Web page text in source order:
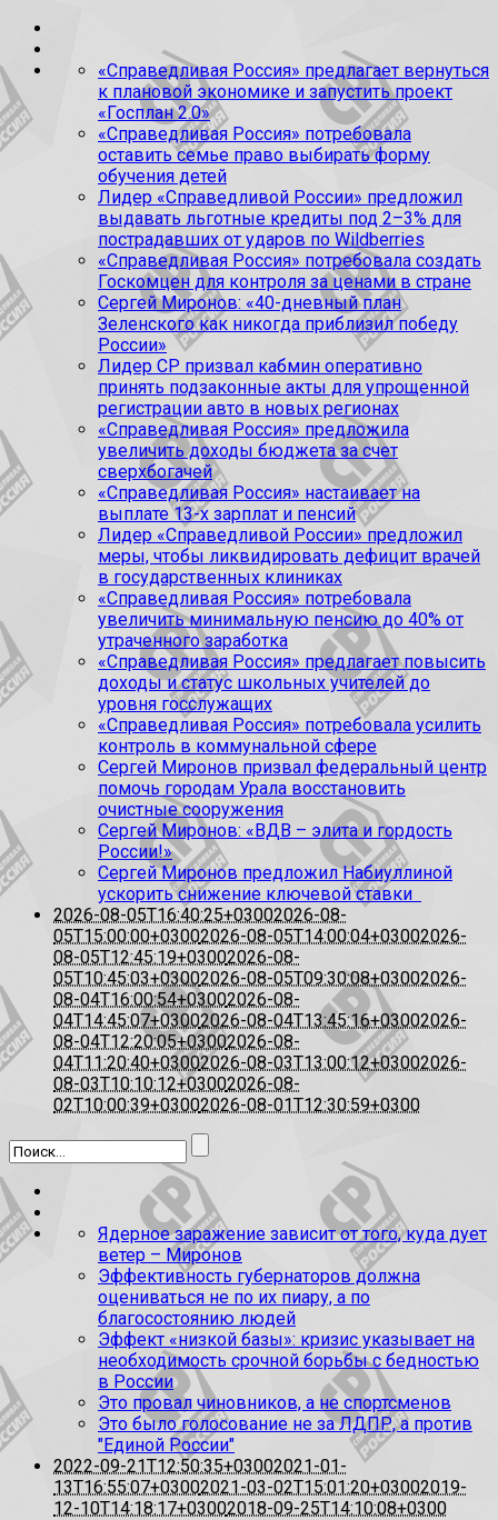
«Справедливая Россия» предлагает вернуться
к плановой экономике и запустить проект
«Госплан 2.0»
«Справедливая Россия» потребовала
оставить семье право выбирать форму
обучения детей
Лидер «Справедливой России» предложил
выдавать льготные кредиты под 2–3% для
пострадавших от ударов по Wildberries
«Справедливая Россия» потребовала создать
Госкомцен для контроля за ценами в стране
Сергей Миронов: «40-дневный план
Зеленского как никогда приблизил победу
России»
Лидер СР призвал кабмин оперативно
принять подзаконные акты для упрощенной
регистрации авто в новых регионах
«Справедливая Россия» предложила
увеличить доходы бюджета за счет
сверхбогачей
«Справедливая Россия» настаивает на
выплате 13-х зарплат и пенсий
Лидер «Справедливой России» предложил
меры, чтобы ликвидировать дефицит врачей
в государственных клиниках
«Справедливая Россия» потребовала
увеличить минимальную пенсию до 40% от
утраченного заработка
«Справедливая Россия» предлагает повысить
доходы и статус школьных учителей до
уровня госслужащих
«Справедливая Россия» потребовала усилить
контроль в коммунальной сфере
Сергей Миронов призвал федеральный центр
помочь городам Урала восстановить
очистные сооружения
Сергей Миронов: «ВДВ – элита и гордость
России!»
Сергей Миронов предложил Набиуллиной
ускорить снижение ключевой ставки
2026-08-05T16:40:25+03002026-08-
05T15:00:00+03002026-08-05T14:00:04+03002026-
08-05T12:45:19+03002026-08-
05T10:45:03+03002026-08-05T09:30:08+03002026-
08-04T16:00:54+03002026-08-
04T14:45:07+03002026-08-04T13:45:16+03002026-
08-04T12:20:05+03002026-08-
04T11:20:40+03002026-08-03T13:00:12+03002026-
08-03T10:10:12+03002026-08-
02T10:00:39+03002026-08-01T12:30:59+0300
Ядерное заражение зависит от того, куда дует
ветер – Миронов
Эффективность губернаторов должна
оцениваться не по их пиару, а по
благосостоянию людей
Эффект «низкой базы»: кризис указывает на
необходимость срочной борьбы с бедностью
в России
Это провал чиновников, а не спортсменов
Это было голосование не за ЛДПР, а против
"Единой России"
2022-09-21T12:50:35+03002021-01-
13T16:55:07+03002021-03-02T15:01:20+03002019-
12-10T14:18:17+03002018-09-25T14:10:08+0300